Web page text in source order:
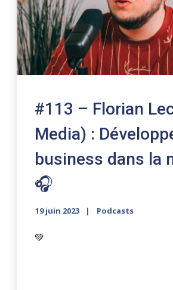
#113 – Florian
Media) :
business dans la
🎧
19 juin 2023 Podcasts
💚